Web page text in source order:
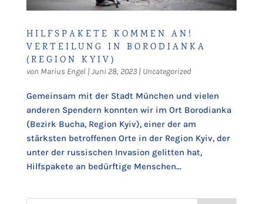
HILFSPAKETE KOMMEN AN!
VERTEILUNG IN BORODIANKA
(REGION KYIV)
von Marius Engel |Juni 28, 2023| Uncategorized
Gemeinsam mit der Stadt München und vielen
anderen Spendern konnten wir im Ort Borodianka
(Bezirk Bucha, Region Kyiv), einer der am
stärksten betroffenen Orte in der Region Kyiv, der
unter der russischen Invasion gelitten hat,
Hilfspakete an bedürftige Menschen...